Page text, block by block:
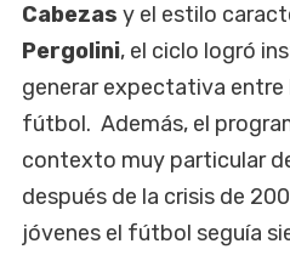
Cabezas y el estilo
Pergolini, el ciclo logró
generar expectativa
fútbol. Además, el
contexto muy particular
después de la crisis de
jóvenes el fútbol seguía